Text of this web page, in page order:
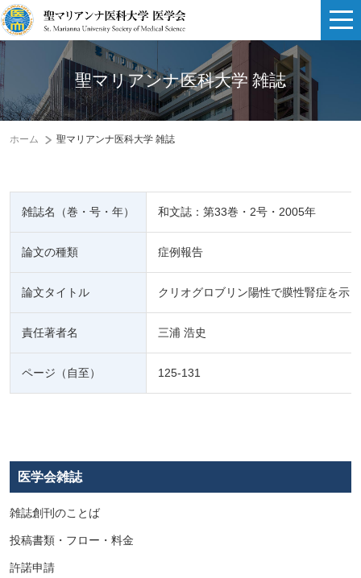
聖マリアンナ医科大学 雑誌
ホーム 聖マリアンナ医科大学 雑誌
雑誌名（巻・号・年） 和文誌：第33巻・2号・2005年
論文の種類 症例報告
論文タイトル クリオグロブリン陽性で膜性腎症を示
責任著者名 三浦 浩史
ページ（自至） 125-131
医学会雑誌
雑誌創刊のことば
投稿書類・フロー・料金
許諾申請